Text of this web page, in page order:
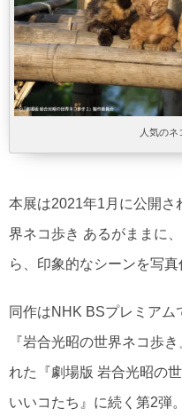
人気の
本展は2021年1月に公開さ
界ネコ歩き あるがままに
ら、印象的なシーンを写
同作はNHK BSプレミアム
『岩合光昭の世界ネコ歩
れた『劇場版 岩合光昭の
いいコたち』に続く第2弾